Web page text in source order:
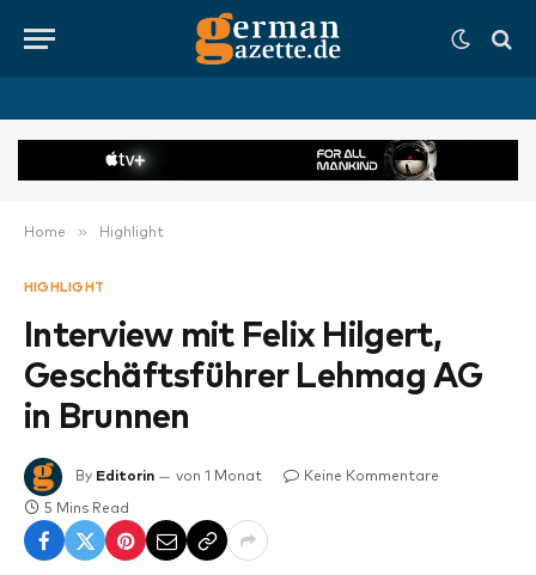
Home » Highlight
HIGHLIGHT
Interview mit Felix Hilgert,
Geschäftsführer Lehmag AG
in Brunnen
By Editorin von 1 Monat Keine Kommentare
5 Mins Read